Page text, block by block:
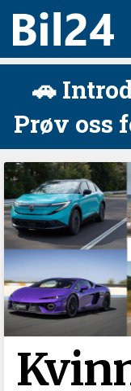
🚗
Prøv oss